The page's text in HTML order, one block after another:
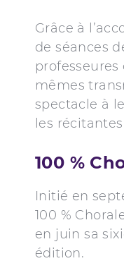
Grâce à
de séances
mêmes
spectacle à
les
100 %
Initié en
100 %
en juin sa
édition.